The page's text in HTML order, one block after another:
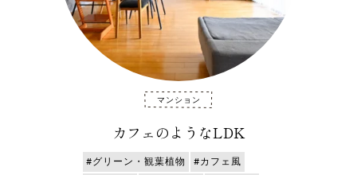
マンション
カフェのようなLDK
#グリーン・観葉植物
#カフェ風